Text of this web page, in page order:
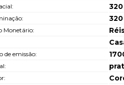
Monetário:
de emissão: